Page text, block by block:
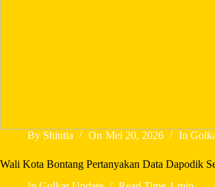
By Shintia On Mei 20, 2026 In
Wali Kota Bontang Pertanyakan Data Dapodik